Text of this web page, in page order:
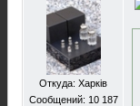
Откуда: Харків
Сообщений: 10 187